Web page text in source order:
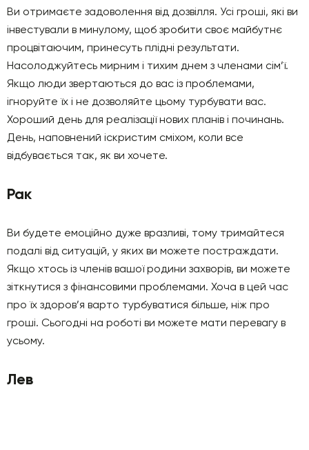
Ви отримаєте задоволення від дозвілля. Усі гроші, які ви
інвестували в минулому, щоб зробити своє майбутнє
процвітаючим, принесуть плідні результати.
Насолоджуйтесь мирним і тихим днем ​​з членами сім’ї.
Якщо люди звертаються до вас із проблемами,
ігноруйте їх і не дозволяйте цьому турбувати вас.
Хороший день для реалізації нових планів і починань.
День, наповнений іскристим сміхом, коли все
відбувається так, як ви хочете.
Рак
Ви будете емоційно дуже вразливі, тому тримайтеся
подалі від ситуацій, у яких ви можете постраждати.
Якщо хтось із членів вашої родини захворів, ви можете
зіткнутися з фінансовими проблемами. Хоча в цей час
про їх здоров’я варто турбуватися більше, ніж про
гроші. Сьогодні на роботі ви можете мати перевагу в
усьому.
Лев